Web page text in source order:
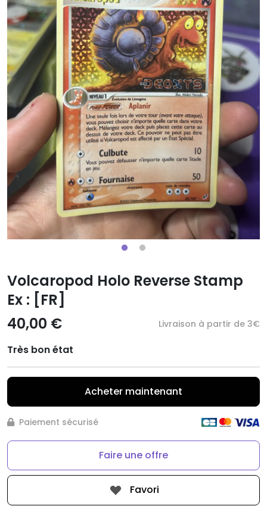
Volcaropod Holo Reverse Stamp
Ex : [FR]
40,00 €
Livraison à partir de 3€
Très bon état
Acheter maintenant
Paiement sécurisé
Faire une offre
Favori